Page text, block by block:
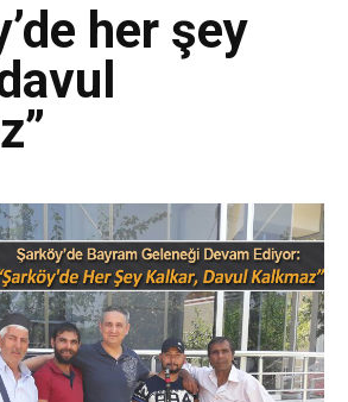
her şey